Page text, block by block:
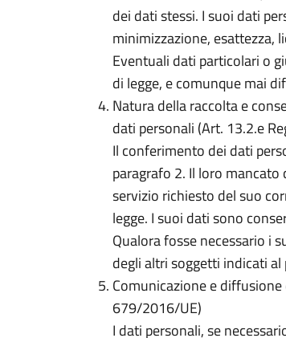
dei dati stessi. I suoi dati
minimizzazione, esattezza,
Eventuali dati particolari o
di legge, e comunque mai
Natura della raccolta e
dati personali (Art. 13.2.e
Il conferimento dei dati
paragrafo 2. Il loro
servizio richiesto del suo
legge. I suoi dati sono
Qualora fosse necessario i
degli altri soggetti indicati al
Comunicazione e
679/2016/UE)
I dati personali, se